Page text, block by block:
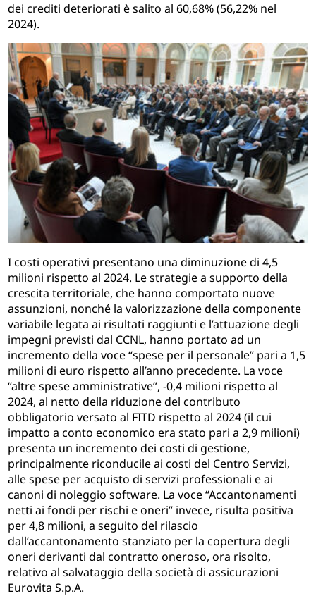
dei crediti deteriorati è salito al 60,68% (56,22% nel
2024).
I costi operativi presentano una diminuzione di 4,5
milioni rispetto al 2024. Le strategie a supporto della
crescita territoriale, che hanno comportato nuove
assunzioni, nonché la valorizzazione della componente
variabile legata ai risultati raggiunti e l’attuazione degli
impegni previsti dal CCNL, hanno portato ad un
incremento della voce “spese per il personale” pari a 1,5
milioni di euro rispetto all’anno precedente. La voce
“altre spese amministrative”, -0,4 milioni rispetto al
2024, al netto della riduzione del contributo
obbligatorio versato al FITD rispetto al 2024 (il cui
impatto a conto economico era stato pari a 2,9 milioni)
presenta un incremento dei costi di gestione,
principalmente riconducile ai costi del Centro Servizi,
alle spese per acquisto di servizi professionali e ai
canoni di noleggio software. La voce “Accantonamenti
netti ai fondi per rischi e oneri” invece, risulta positiva
per 4,8 milioni, a seguito del rilascio
dall’accantonamento stanziato per la copertura degli
oneri derivanti dal contratto oneroso, ora risolto,
relativo al salvataggio della società di assicurazioni
Eurovita S.p.A.